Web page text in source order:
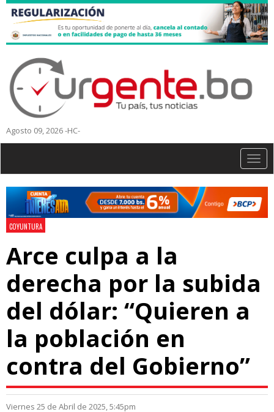
Agosto 09, 2026 -HC-
COYUNTURA
Arce culpa a la
derecha por la subida
del dólar: “Quieren a
la población en
contra del Gobierno”
Viernes 25 de Abril de 2025, 5:45pm